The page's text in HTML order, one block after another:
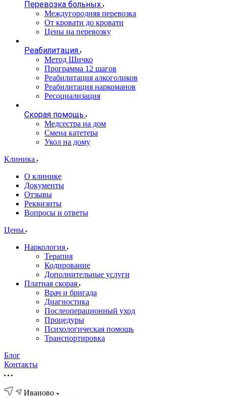
Перевозка больных
Междугородняя перевозка
От кровати до кровати
Цены на перевозку
Реабилитация
Метод Шичко
Программа 12 шагов
Реабилитация алкоголиков
Реабилитация наркоманов
Ресоциализация
Скорая помощь
Медсестра на дом
Смена катетера
Укол на дому
Клиника
О клинике
Документы
Отзывы
Реквизиты
Вопросы и ответы
Цены
Наркология
Терапия
Кодирование
Дополнительные услуги
Платная скорая
Врач и бригада
Диагностика
Послеоперационный уход
Процедуры
Психологическая помощь
Транспортировка
Блог
Контакты
Иваново